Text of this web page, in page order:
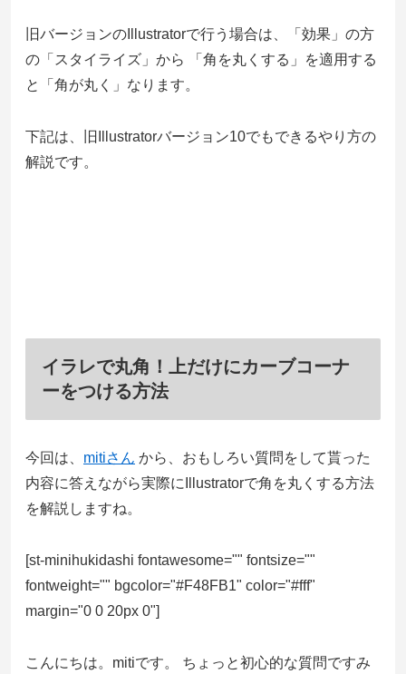
旧バージョンのIllustratorで行う場合は、「効果」の方
の「スタイライズ」から 「角を丸くする」を適用する
と「角が丸く」なります。
下記は、旧Illustratorバージョン10でもできるやり方の
解説です。
イラレで丸角！上だけにカーブコーナ
ーをつける方法
今回は、 mitiさん から、おもしろい質問をして貰った
内容に答えながら実際にIllustratorで角を丸くする方法
を解説しますね。
[st-minihukidashi fontawesome="" fontsize=""
fontweight="" bgcolor="#F48FB1" color="#fff"
margin="0 0 20px 0"]
こんにちは。mitiです。 ちょっと初心的な質問ですみ